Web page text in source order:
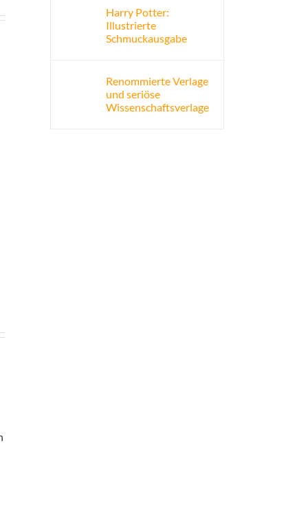
Harry Potter:
Illustrierte
Schmuckausgabe
Renommierte Verlage
und seriöse
Wissenschaftsverlage